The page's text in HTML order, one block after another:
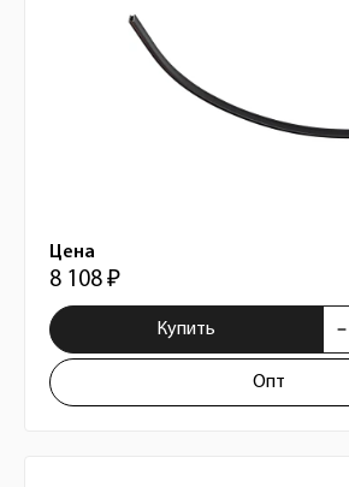
Цена
8 108 ₽
Купить
Опт